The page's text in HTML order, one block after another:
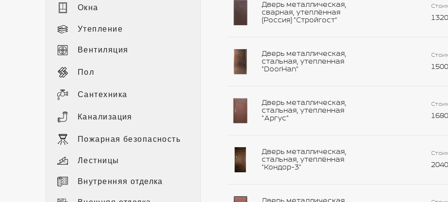
Окна
Утепление
Вентиляция
Пол
Сантехника
Канализация
Пожарная безопасность
Лестницы
Внутренняя отделка
Дверь металлическая,
сварная, утеплённая
(Россия) "Стройгост"
Дверь металлическая,
стальная, утепленная
"DoorHan"
Дверь металлическая,
стальная, утепленная
"Аргус"
Дверь металлическая,
стальная, утеплённая
"Кондор-3"